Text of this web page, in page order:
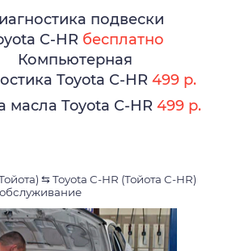
подвески
C-HR бесплатно
Компьютерная
Toyota C-HR 499 р.
масла Toyota C-HR 499 р.
⇆Toyota C-HR (Тойота C-HR)